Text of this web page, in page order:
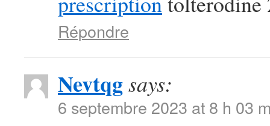
Répondre
Nevtqgsays:
6 septembre 2023 at 8 h 03